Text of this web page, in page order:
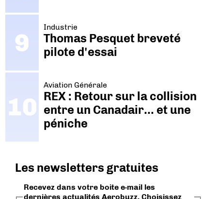
Industrie
Thomas Pesquet breveté
pilote d'essai
Aviation Générale
REX : Retour sur la collision
entre un Canadair… et une
péniche
Les newsletters gratuites
Recevez dans votre boite e-mail les
dernières actualités Aerobuzz. Choisissez